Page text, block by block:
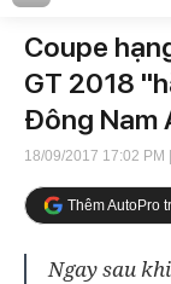
Coupe
GT 2018
Đông Nam
18/09/2017 17:02 PM
Thêm AutoPro
Ngay sau